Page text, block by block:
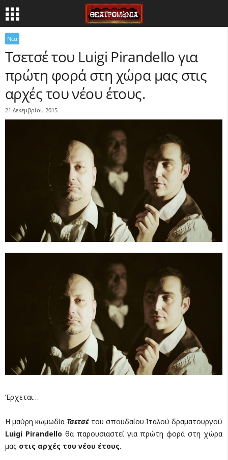
Νέα
Τσετσέ του Luigi Pirandello για
πρώτη φορά στη χώρα μας στις
αρχές του νέου έτους.
21 Δεκεμβρίου 2015
Έρχεται…
Η μαύρη κωμωδία Τσετσέτου σπουδαίου Ιταλού δραματουργού
Luigi Pirandelloθα παρουσιαστεί για πρώτη φορά στη χώρα
μας στις αρχές του νέου έτους.